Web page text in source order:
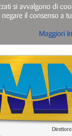
si avvalgono di
il consenso a
Maggiori